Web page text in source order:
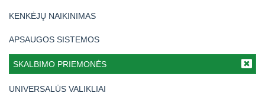
KENKĖJŲ NAIKINIMAS
APSAUGOS SISTEMOS
SKALBIMO PRIEMONĖS
UNIVERSALŪS VALIKLIAI